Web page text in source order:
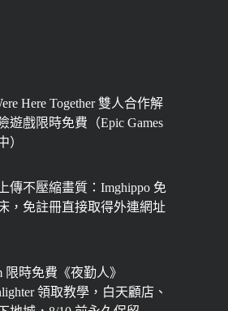
Here Together 雙人合作解
遊戲限時免費（Epic Games
）
傳不壓縮畫質：Imghippo 免
，免註冊直接取得外連網址
限時免費《夜勤人》
領取教學，白天顧店、